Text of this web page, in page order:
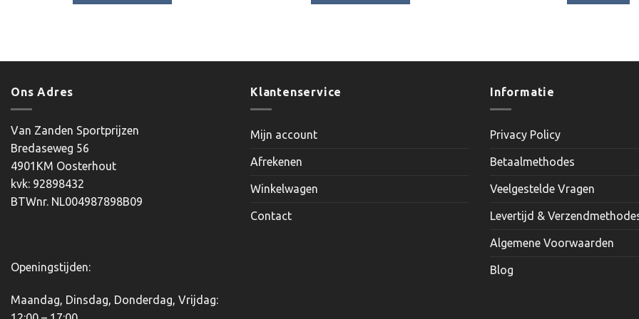
meerdere
kan
productpagina
meerdere
Ons Adres
Van Zanden Sportprijzen
Bredaseweg 56
4901KM Oosterhout
kvk: 92898432
BTWnr. NL004987898B09
Openingstijden:
Maandag, Dinsdag, Donderdag, Vrijdag:
Klantenservice
Mijn account
Afrekenen
Winkelwagen
Contact
Informatie
Privacy Policy
Betaalmethodes
Veelgestelde Vragen
Levertijd &
Algemene Voorwaarden
Blog